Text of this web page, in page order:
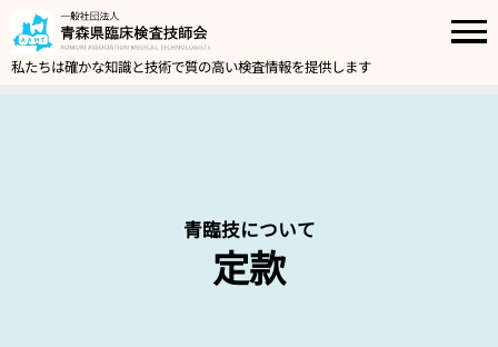
私たちは確かな知識と技術で質の高い検査情報を提供します
青臨技について
定款